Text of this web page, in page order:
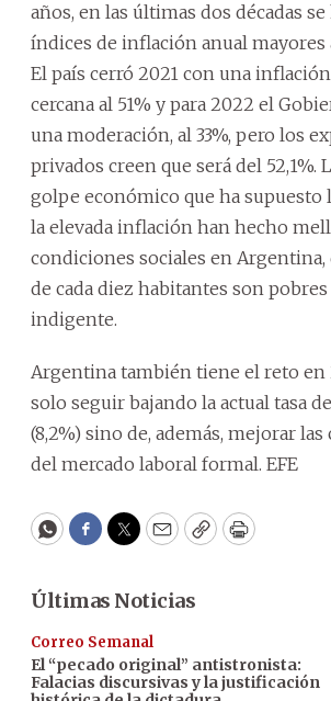
años, en las últimas dos décadas
índices de inflación anual mayores
El país cerró 2021 con una
cercana al 51% y para 2022 el
una moderación, al 33%, pero los
privados creen que será del 52,1%.
golpe económico que ha supuesto
la elevada inflación han hecho
condiciones sociales en Argentina,
de cada diez habitantes son pobres
indigente.
Argentina también tiene el reto en
solo seguir bajando la actual tasa
(8,2%) sino de, además, mejorar
del mercado laboral formal. EFE
WhatsApp
Facebook
Twitter
EmailCopyPrint
Últimas Noticias
Correo Semanal
El “pecado original” antistronista:
Falacias discursivas y la justificación